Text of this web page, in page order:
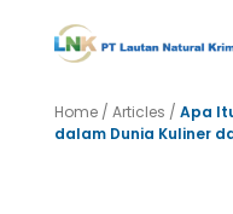
Home/ Articles / Apa
dalam Dunia Kuliner